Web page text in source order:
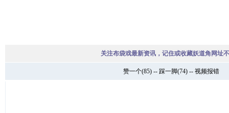
关注布袋戏最新资讯，记住或收藏妖道角网址
赞一个(85) -- 踩一脚(74) -- 视频报错